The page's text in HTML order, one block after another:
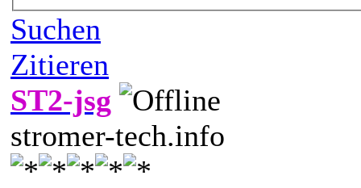
Suchen
Zitieren
ST2-jsg
stromer-tech.info